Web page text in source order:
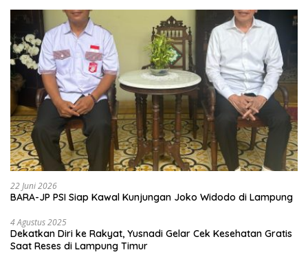
22 Juni 2026
BARA-JP PSI Siap Kawal Kunjungan Joko Widodo di Lampung
4 Agustus 2025
Dekatkan Diri ke Rakyat, Yusnadi Gelar Cek Kesehatan Gratis
Saat Reses di Lampung Timur